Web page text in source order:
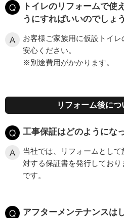
トイレのリフォームで使
うにすればいいのでしょ
お客様ご家族用に仮設トイ
安心ください。
※別途費用がかかります。
リフォーム後につ
工事保証はどのようにな
当社では、リフォームとし
対する保証書を発行してお
です。
アフターメンテナンスは